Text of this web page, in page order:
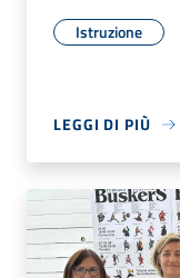
Istruzione
LEGGI DI PIÙ